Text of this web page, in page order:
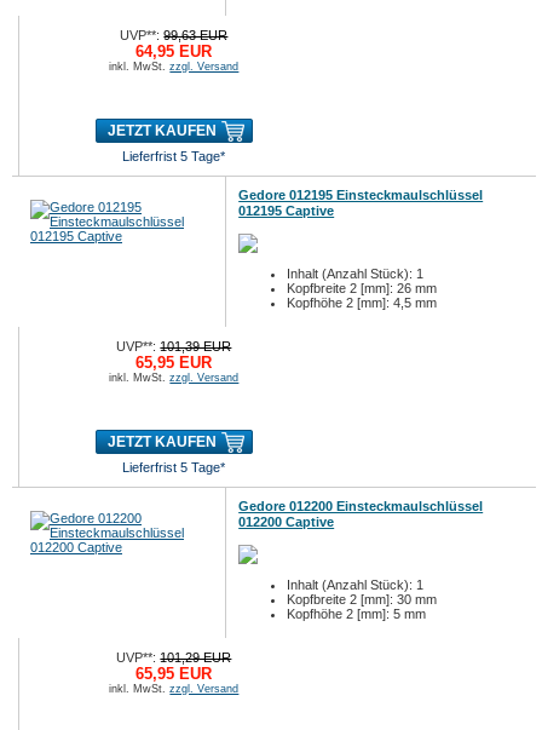
UVP**:99,63 EUR
64,95 EUR
inkl. MwSt.zzgl. Versand
JETZT KAUFEN
Lieferfrist 5 Tage*
Gedore 012195 Einsteckmaulschlüssel
012195 Captive
Inhalt (Anzahl Stück): 1
Kopfbreite 2 [mm]: 26 mm
Kopfhöhe 2 [mm]: 4,5 mm
UVP**:101,39 EUR
65,95 EUR
inkl. MwSt.zzgl. Versand
JETZT KAUFEN
Lieferfrist 5 Tage*
Gedore 012200 Einsteckmaulschlüssel
012200 Captive
Inhalt (Anzahl Stück): 1
Kopfbreite 2 [mm]: 30 mm
Kopfhöhe 2 [mm]: 5 mm
UVP**:101,29 EUR
65,95 EUR
inkl. MwSt.zzgl. Versand